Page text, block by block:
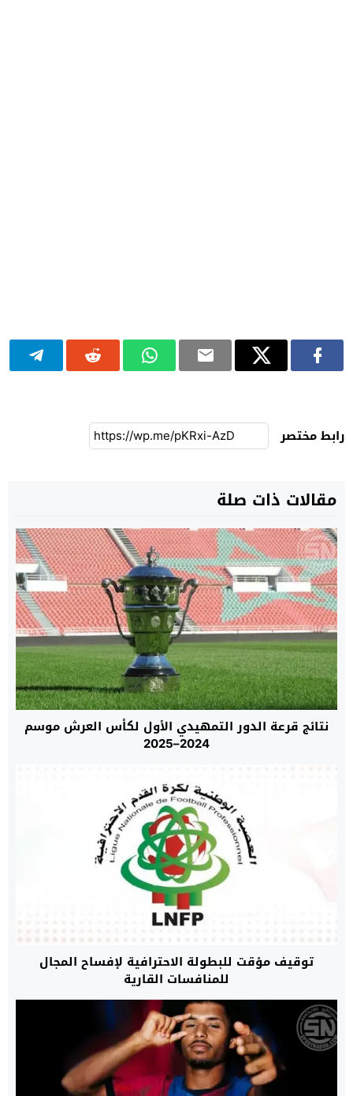
رابط مختصر
مقالات ذات صلة
نتائج قرعة الدور التمهيدي الأول لكأس العرش موسم
2024–2025
توقيف مؤقت للبطولة الاحترافية لإفساح المجال
للمنافسات القارية